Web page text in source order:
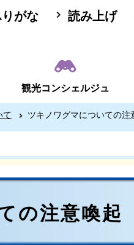
がな 読み上げ
観光コンシェルジュ
て ツキノワグマについての注
の注意喚起